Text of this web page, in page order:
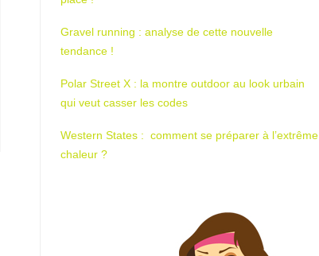
Gravel running : analyse de cette nouvelle
tendance !
Polar Street X : la montre outdoor au look urbain
qui veut casser les codes
Western States : comment se préparer à l’extrême
chaleur ?